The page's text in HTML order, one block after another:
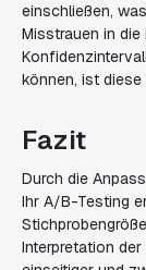
einschließen,
Misstrauen in
können, ist diese
Fazit
Durch die
Ihr A/B-Testing
Interpretation